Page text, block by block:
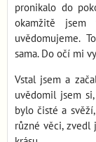
pronikalo do
okamžitě
uvědomujeme.
sama. Do očí mi
Vstal jsem a
uvědomil jsem
bylo čisté a
různé věci, zvedl